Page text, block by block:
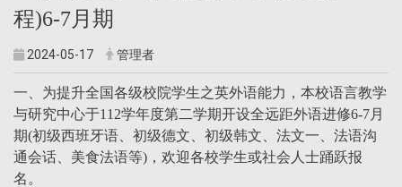
程)6-7月期
2024-05-17 管理者
一、为提升全国各级校院学生之英外语能力，本校语言教学
与研究中心于112学年度第二学期开设全远距外语进修6-7月
期(初级西班牙语、初级德文、初级韩文、法文一、法语沟
通会话、美食法语等)，欢迎各校学生或社会人士踊跃报
名。